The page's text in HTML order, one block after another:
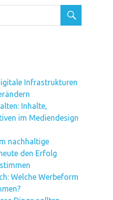
Infrastrukturen
Inhalte,
im Mediendesign
nachhaltige
den Erfolg
Welche Werbeform